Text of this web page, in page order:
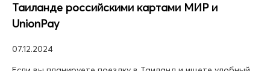
Таиланде российскими картами МИР и
UnionPay
07.12.2024